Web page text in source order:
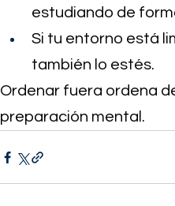
estudiando de
Si tu entorno está
también lo estés.
Ordenar fuera ordena
preparación mental.